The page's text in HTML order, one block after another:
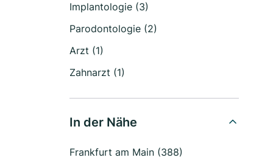
Implantologie (3)
Parodontologie (2)
Arzt (1)
Zahnarzt (1)
In der Nähe
Frankfurt am Main (388)